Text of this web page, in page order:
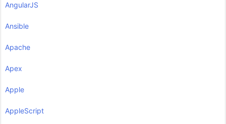
AngularJS
Ansible
Apache
Apex
Apple
AppleScript